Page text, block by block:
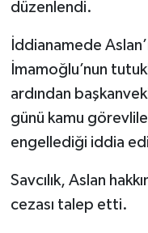
düzenlendi.
İddianamede
İmamoğlu’nun
ardından
günü kamu
engellediği iddia
Savcılık, Aslan
cezası talep etti.